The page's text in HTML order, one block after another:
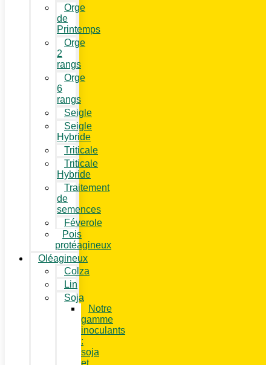
Orge
de
Printemps
Orge
2
rangs
Orge
6
rangs
Seigle
Seigle
Hybride
Triticale
Triticale
Hybride
Traitement
de
semences
Féverole
Pois
protéagineux
Oléagineux
Colza
Lin
Soja
Notre
gamme
inoculants
:
soja
et